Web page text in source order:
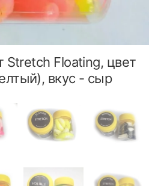
Stretch Floating, цвет
вкус - сыр